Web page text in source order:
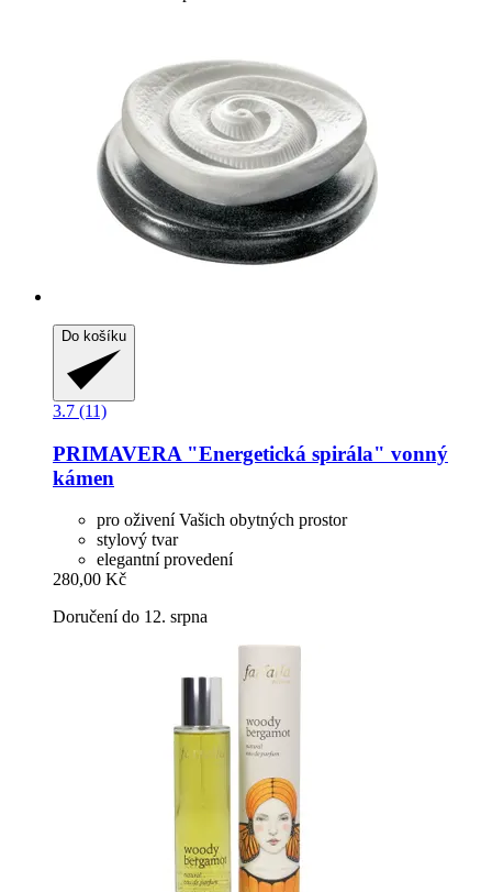
Do košíku
3.7 (11)
PRIMAVERA "Energetická spirála" vonný
kámen
pro oživení Vašich obytných prostor
stylový tvar
elegantní provedení
280,00 Kč
Doručení do 12. srpna